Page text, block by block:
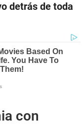
detrás de toda
con